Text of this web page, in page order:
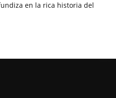
en la rica historia del